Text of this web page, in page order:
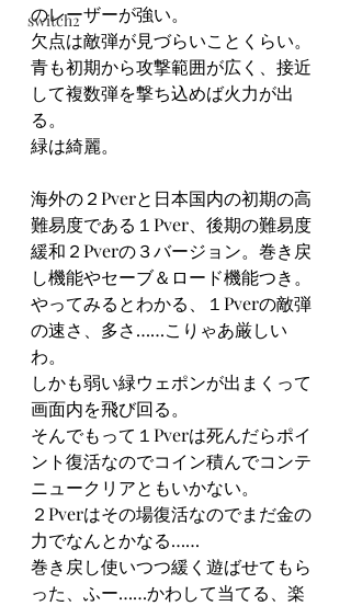
switch2
のレーザーが強い。
欠点は敵弾が見づらいことくらい。
青も初期から攻撃範囲が広く、接近
して複数弾を撃ち込めば火力が出
る。
緑は綺麗。
海外の２Pverと日本国内の初期の高
難易度である１Pver、後期の難易度
緩和２Pverの３バージョン。巻き戻
し機能やセーブ＆ロード機能つき。
やってみるとわかる、１Pverの敵弾
の速さ、多さ……こりゃあ厳しい
わ。
しかも弱い緑ウェポンが出まくって
画面内を飛び回る。
そんでもって１Pverは死んだらポイ
ント復活なのでコイン積んでコンテ
ニュークリアともいかない。
２Pverはその場復活なのでまだ金の
力でなんとかなる……
巻き戻し使いつつ緩く遊ばせてもら
った、ふー……かわして当てる、楽